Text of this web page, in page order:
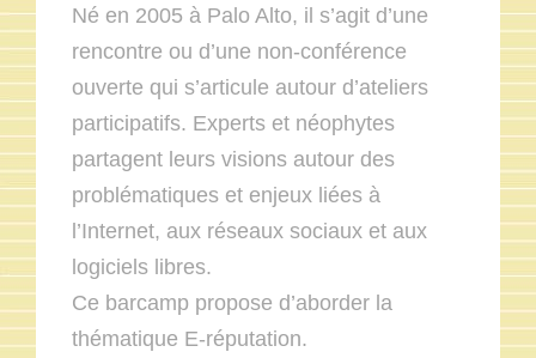
Né en 2005 à Palo Alto, il s’agit d’une
rencontre ou d’une non-conférence
ouverte qui s’articule autour d’ateliers
participatifs. Experts et néophytes
partagent leurs visions autour des
problématiques et enjeux liées à
l’Internet, aux réseaux sociaux et aux
logiciels libres.
Ce barcamp propose d’aborder la
thématique E-réputation.